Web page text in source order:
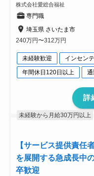
株式会社愛総合福祉
専門職
埼玉県 さいたま市
240万円〜312万円
未経験歓迎 インセン
年間休日120日以上
詳
未経験から月給30万円以上
【サービス提供責任
を展開する急成長中
卒歓迎